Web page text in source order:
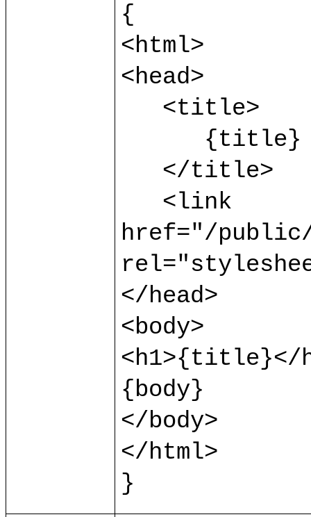
{
<html>
<head>
href="/
</head>
<body>
<h1>{title}</
{body}
</body>
</html>
}